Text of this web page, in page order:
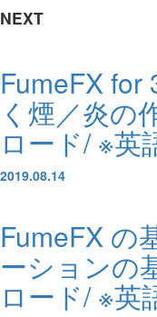
NEXT
FumeFX for
く煙／炎の
ロード/ ※英
2019.08.14
FumeFX の
ーションの
ロード/ ※英